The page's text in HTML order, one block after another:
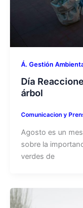
Á. Gestión
Día
árbol
Comunicacion y
Agosto es un
sobre la
verdes de